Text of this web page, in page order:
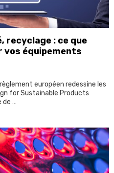
recyclage : ce que
vos équipements
européen redessine les
for Sustainable Products
de …